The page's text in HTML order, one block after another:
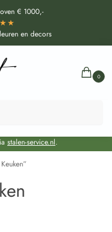
€ 1000,-
en decors
0
momenteel een EXTRA
reguliere levertijd.
stalen-service.nl.